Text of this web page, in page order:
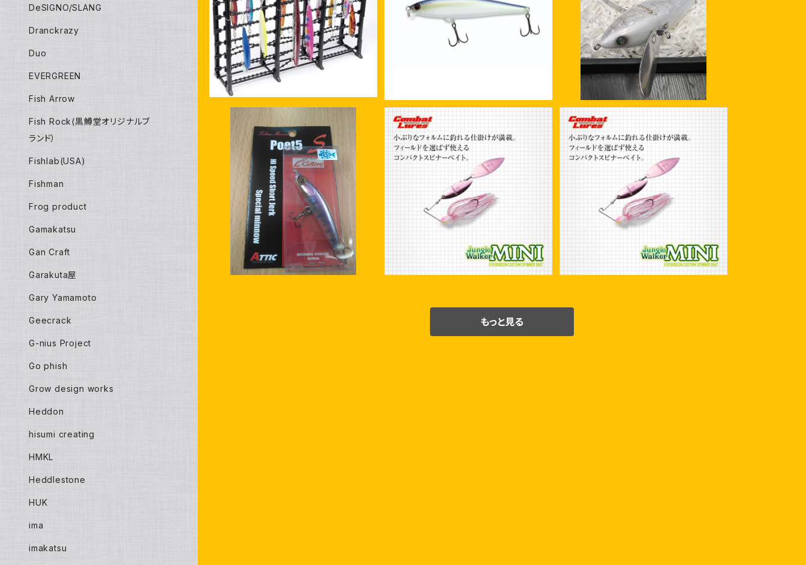
槌屋ヤック YAC VISOA ルアーウォッ
シュハンガー U-A41【ルアーを掛け
る・洗う・干す】
¥3,580
レヴォニック シンディ94 スーパー
シャローおひとり様2個迄でお願いし
ます
¥2,200
ONEBAITS カナリア 黒鱒堂8周
年記念カラー
¥11,500
ATTIC ポエット5 Fモデル
¥1,980
エバーグリーン ジャングルウォーカー
ミニDW 1/2oz
¥1,815
エバーグリーン ジャングルウォーカー
ミニDW 3/8oz
¥1,760
もっと見る
DeSIGNO/SLANG
Dranckrazy
Duo
EVERGREEN
Fish Arrow
Fish Rock(黒鱒堂オリジナルブ
ランド）
Fishlab(USA)
Fishman
Frog product
Gamakatsu
Gan Craft
Garakuta屋
Gary Yamamoto
Geecrack
G-nius Project
Go phish
Grow design works
Heddon
hisumi creating
HMKL
Heddlestone
HUK
ima
imakatsu